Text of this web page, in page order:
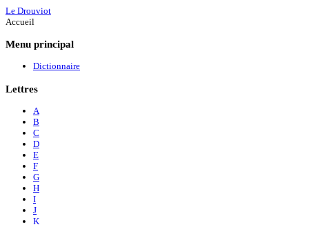
Le Drouviot
Accueil
Menu principal
Dictionnaire
Lettres
A
B
C
D
E
F
G
H
I
J
K